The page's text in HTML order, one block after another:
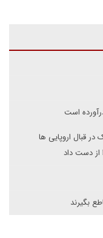
است
قبال اروپایی ها
از دست داد
بگیرند